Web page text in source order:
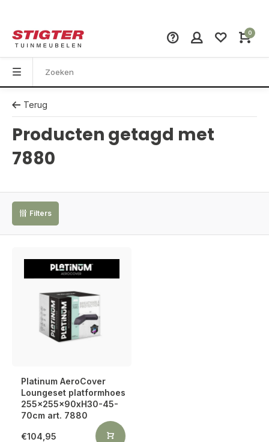
0
Terug
Producten getagd met
7880
Filters
Platinum AeroCover
Loungeset platformhoes
255x255x90xH30-45-
70cm art. 7880
€104,95